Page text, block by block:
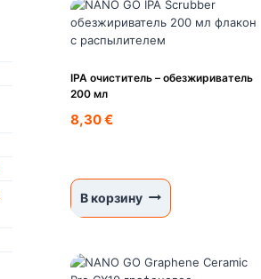
IPA очиститель – обезжириватель
200 мл
8,30€
В корзину